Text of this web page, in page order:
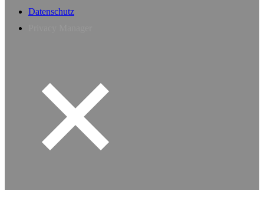
Datenschutz